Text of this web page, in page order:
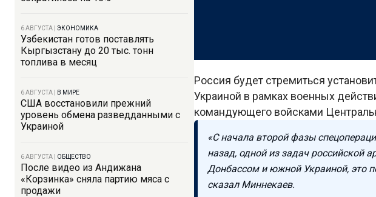
6 АВГУСТА ЭКОНОМИКА
Узбекистан готов поставлять
Кыргызстану до 20 тыс. тонн
топлива в месяц
6 АВГУСТА В МИРЕ
США восстановили прежний
уровень обмена разведданными с
Украиной
6 АВГУСТА ОБЩЕСТВО
После видео из Андижана
«Корзинка» сняла партию мяса с
продажи
Россия будет стремиться
Украиной в рамках военных
командующего войсками
«С начала второй фазы
назад, одной из задач российской
Донбассом и южной Украиной, это
сказал Миннекаев.